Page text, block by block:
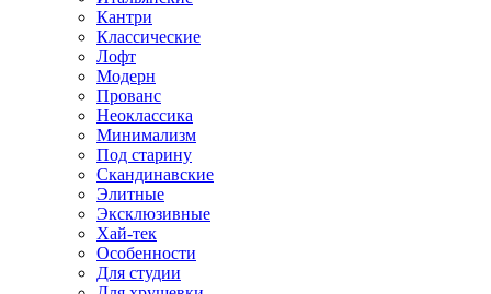
Кантри
Классические
Лофт
Модерн
Прованс
Неоклассика
Минимализм
Под старину
Скандинавские
Элитные
Эксклюзивные
Хай-тек
Особенности
Для студии